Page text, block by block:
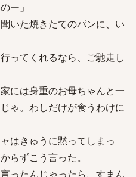
ー」
いた焼きたてのパンに、い
ってくれるなら、ご馳走し
には身重のお母ちゃんと一
ゃ。わしだけが食うわけに
はきゅうに黙ってしまっ
らずこう言った。
ったんじゃったら、すまん